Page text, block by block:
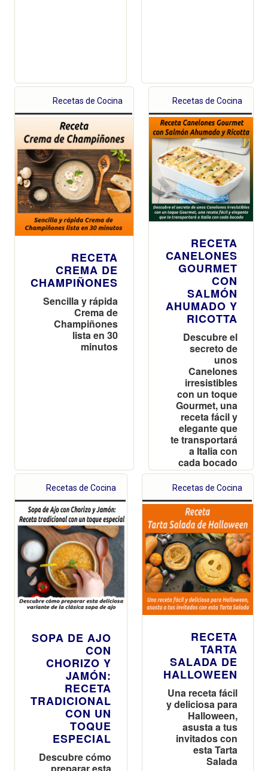
Recetas de Cocina
RECETA
CREMA DE
CHAMPIÑONES
Sencilla y rápida
Crema de
Champiñones
lista en 30
minutos
Recetas de Cocina
RECETA
CANELONES
GOURMET
CON
SALMÓN
AHUMADO Y
RICOTTA
Descubre el
secreto de
unos
Canelones
irresistibles
con un toque
Gourmet, una
receta fácil y
elegante que
te transportará
a Italia con
cada bocado
Recetas de Cocina
SOPA DE AJO
CON
CHORIZO Y
JAMÓN:
RECETA
TRADICIONAL
CON UN
TOQUE
ESPECIAL
Descubre cómo
preparar esta
Recetas de Cocina
RECETA
TARTA
SALADA DE
HALLOWEEN
Una receta fácil
y deliciosa para
Halloween,
asusta a tus
invitados con
esta Tarta
Salada